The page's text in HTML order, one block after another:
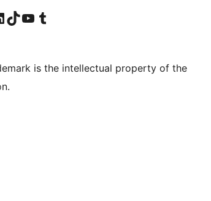
във Facebook
профил в Instagram
нашия профил в LinkedIn
Visit our TikTok account
Visit our YouTube channel
Visit our Tumblr account
is the intellectual property of the